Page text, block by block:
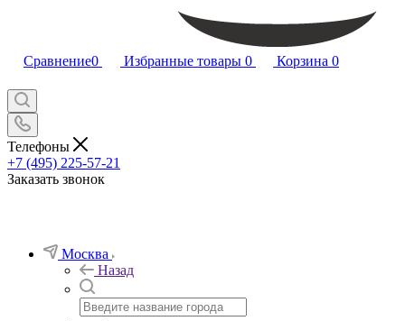
Сравнение0 Избранные товары 0 Корзина 0
Телефоны
+7 (495) 225-57-21
Заказать звонок
Москва
Назад